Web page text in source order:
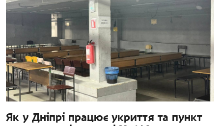
Як у Дніпрі працює укриття та пункт